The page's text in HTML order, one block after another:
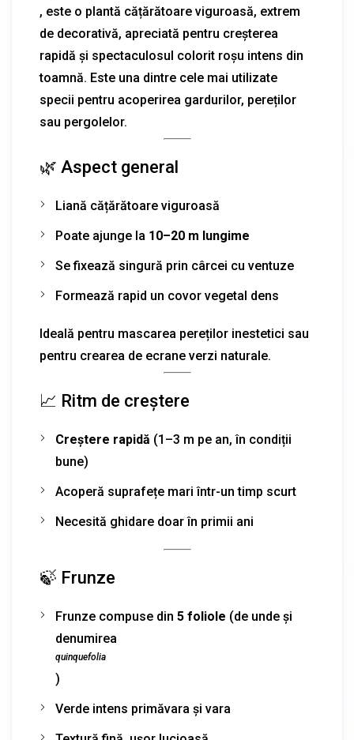
, este o plantă cățărătoare viguroasă, extrem
de decorativă, apreciată pentru creșterea
rapidă și spectaculosul colorit roșu intens din
toamnă. Este una dintre cele mai utilizate
specii pentru acoperirea gardurilor, pereților
sau pergolelor.
🌿 Aspect general
Liană cățărătoare viguroasă
Poate ajunge la 10–20 m lungime
Se fixează singură prin cârcei cu ventuze
Formează rapid un covor vegetal dens
Ideală pentru mascarea pereților inestetici sau
pentru crearea de ecrane verzi naturale.
📈 Ritm de creștere
Creștere rapidă (1–3 m pe an, în condiții
bune)
Acoperă suprafețe mari într-un timp scurt
Necesită ghidare doar în primii ani
🍃 Frunze
Frunze compuse din 5 foliole (de unde și
denumirea
quinquefolia
)
Verde intens primăvara și vara